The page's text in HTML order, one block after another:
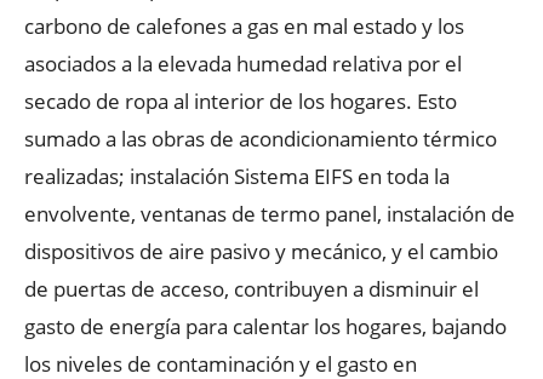
carbono de calefones a gas en mal estado y los
asociados a la elevada humedad relativa por el
secado de ropa al interior de los hogares. Esto
sumado a las obras de acondicionamiento térmico
realizadas; instalación Sistema EIFS en toda la
envolvente, ventanas de termo panel, instalación de
dispositivos de aire pasivo y mecánico, y el cambio
de puertas de acceso, contribuyen a disminuir el
gasto de energía para calentar los hogares, bajando
los niveles de contaminación y el gasto en